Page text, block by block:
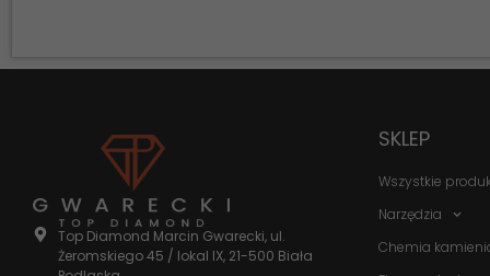
Top Diamond Marcin Gwarecki, ul.
Żeromskiego 45 / lokal IX, 21-500 Biała
SKLEP
Wszystkie
Narzędzia
Chemia